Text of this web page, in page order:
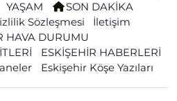
YAŞAM
SON DAKİKA
Sözleşmesi
İletişim
HAVA DURUMU
ESKİŞEHİR HABERLERİ
Eskişehir Köşe Yazıları